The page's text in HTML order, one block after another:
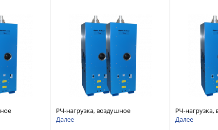
890 МГц 3-
РЧ-нагрузка, воздушное
охлаждение 10кВт DC-240 МГц 3-
Далее
РЧ-нагрузка,
охлаждение
Далее